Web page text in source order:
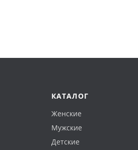
КАТАЛОГ
Женские
Мужские
Детские